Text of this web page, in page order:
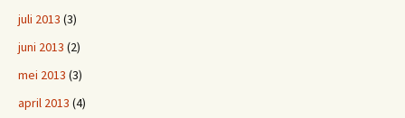
juli 2013 (3)
juni 2013 (2)
mei 2013 (3)
april 2013 (4)